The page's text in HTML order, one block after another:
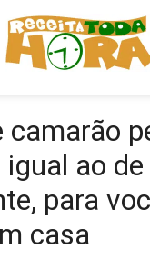
camarão
ao de
para
casa